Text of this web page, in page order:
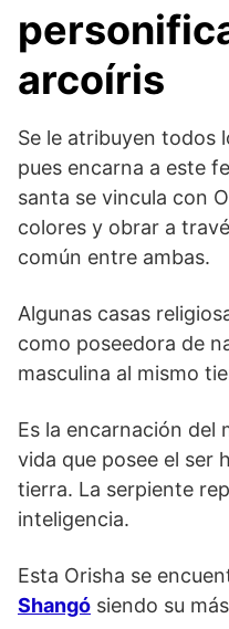
arcoíris
Se le atribuyen todos
pues encarna a este
santa se vincula con
colores y obrar a
común entre ambas.
Algunas casas
como poseedora de
masculina al mismo
Es la encarnación del
vida que posee el ser
tierra. La serpiente
inteligencia.
Esta Orisha se
Shangó siendo su